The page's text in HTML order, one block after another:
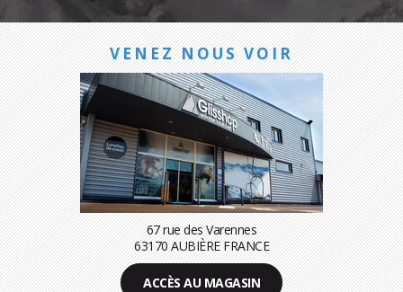
VENEZ NOUS VOIR
67 rue des Varennes
63170 AUBIÈRE FRANCE
ACCÈS AU MAGASIN